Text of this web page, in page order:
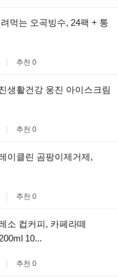
먹는 오곡빙수, 24팩 + 통
추천 0
생활건강 웅진 아이스크림
추천 0
이클린 곰팡이제거제,
추천 0
소 컵커피, 카페라떼
10...
추천 0